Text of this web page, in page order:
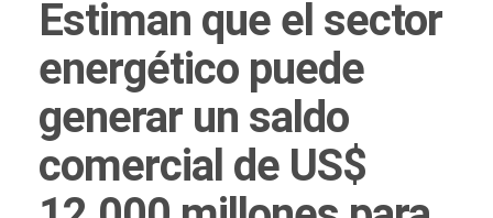
Estiman que el sector
energético puede
generar un saldo
comercial de US$